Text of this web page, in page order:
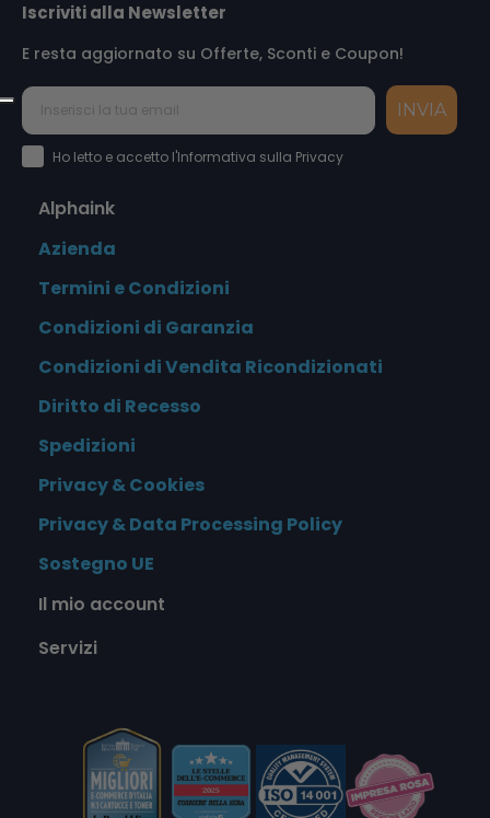
Iscriviti alla Newsletter
E resta aggiornato su Offerte, Sconti e Coupon!
INVIA
Accettazione Privacy Policy
Ho letto e accetto l'Informativa sulla Privacy
Alphaink
Azienda
Termini e Condizioni
Condizioni di Garanzia
Condizioni di Vendita Ricondizionati
Diritto di Recesso
Spedizioni
Privacy & Cookies
Privacy & Data Processing Policy
Sostegno UE
Il mio account
Servizi